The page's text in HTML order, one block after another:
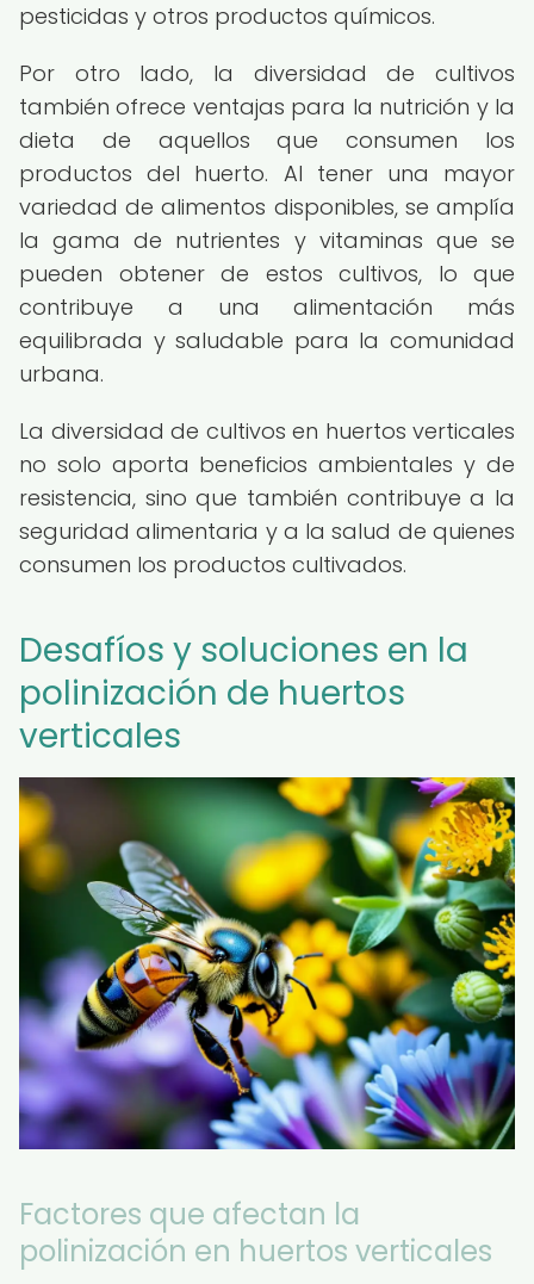
pesticidas y otros productos químicos.
Por otro lado, la diversidad de cultivos
también ofrece ventajas para la nutrición y la
dieta de aquellos que consumen los
productos del huerto. Al tener una mayor
variedad de alimentos disponibles, se amplía
la gama de nutrientes y vitaminas que se
pueden obtener de estos cultivos, lo que
contribuye a una alimentación más
equilibrada y saludable para la comunidad
urbana.
La diversidad de cultivos en huertos verticales
no solo aporta beneficios ambientales y de
resistencia, sino que también contribuye a la
seguridad alimentaria y a la salud de quienes
consumen los productos cultivados.
Desafíos y soluciones en la
polinización de huertos
verticales
Factores que afectan la
polinización en huertos verticales